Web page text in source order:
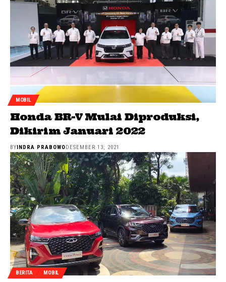
MOBIL
Honda BR-V Mulai Diproduksi,
Dikirim Januari 2022
BYINDRA PRABOWODESEMBER 13, 2021
BERITA MOBIL